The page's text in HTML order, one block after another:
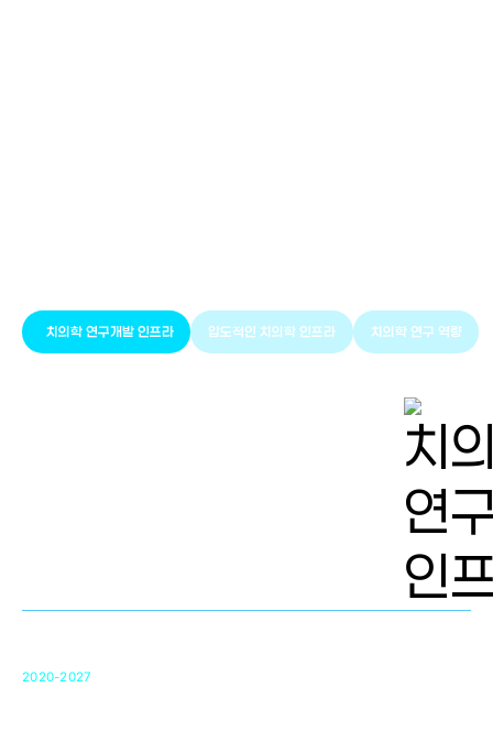
치의학 연구개발 인프라 압도적인 치의학 인프라 치의학 연구 역량
2020-2027